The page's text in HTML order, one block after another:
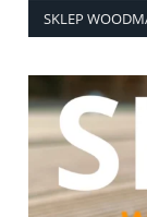
SKLEP